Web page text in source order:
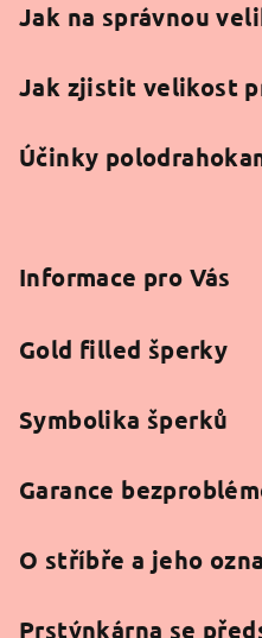
Jak na správnou
Jak zjistit velikost
Účinky
Informace pro Vás
Gold filled šperky
Symbolika šperků
Garance
O stříbře a jeho
Prstýnkárna se